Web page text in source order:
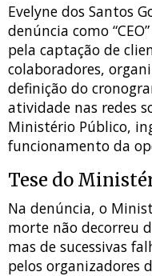
Evelyne dos Santos
denúncia como
pela captação de
colaboradores,
definição do
atividade nas redes
Ministério Público,
funcionamento da
Tese do
Na denúncia, o
morte não decorreu
mas de sucessivas
pelos organizadores